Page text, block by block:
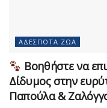
ΑΔΈΣΠΟΤΑ ΖΏΑ
Βοηθήστε να
Δίδυμος στην
Παπούλα &